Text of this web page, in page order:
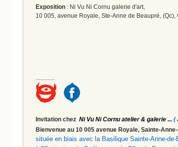
Exposition : Ni Vu Ni Cornu galerie d'art,
10 005, avenue Royale, Ste-Anne de Beaupré, (Qc),
.............
Invitation chez Ni Vu Ni Cornu atelier & galerie ... (
Bienvenue au 10 005 avenue Royale, Sainte-
située en biais avec la Basilique Sainte-Anne-de-